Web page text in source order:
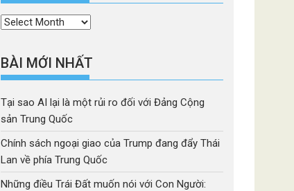
Thời
BÀI MỚI NHẤT
Tại sao AI lại là một rủi ro đối với Đảng Cộng
sản Trung Quốc
Chính sách ngoại giao của Trump đang đẩy Thái
Lan về phía Trung Quốc
Những điều Trái Đất muốn nói với Con Người: